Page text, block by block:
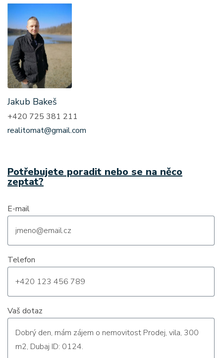
Jakub Bakeš
+420 725 381 211
realitomat@gmail.com
Potřebujete poradit nebo se na něco
zeptat?
E-mail
Telefon
Vaš dotaz